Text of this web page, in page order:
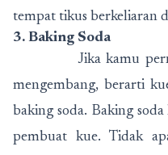
tempat tikus berkeliaran
3. Baking Soda
Jika kamu pernah
mengembang, berarti
baking soda. Baking
pembuat kue. Tidak